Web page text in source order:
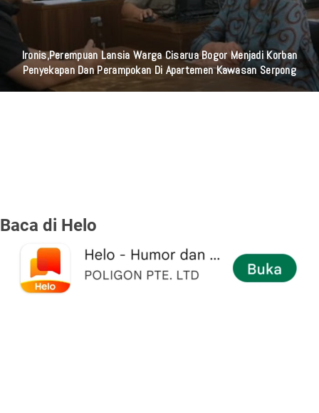
Ironis,Perempuan Lansia Warga Cisarua Bogor Menjadi Korban
Penyekapan Dan Perampokan Di Apartemen Kawasan Serpong
Baca di Helo